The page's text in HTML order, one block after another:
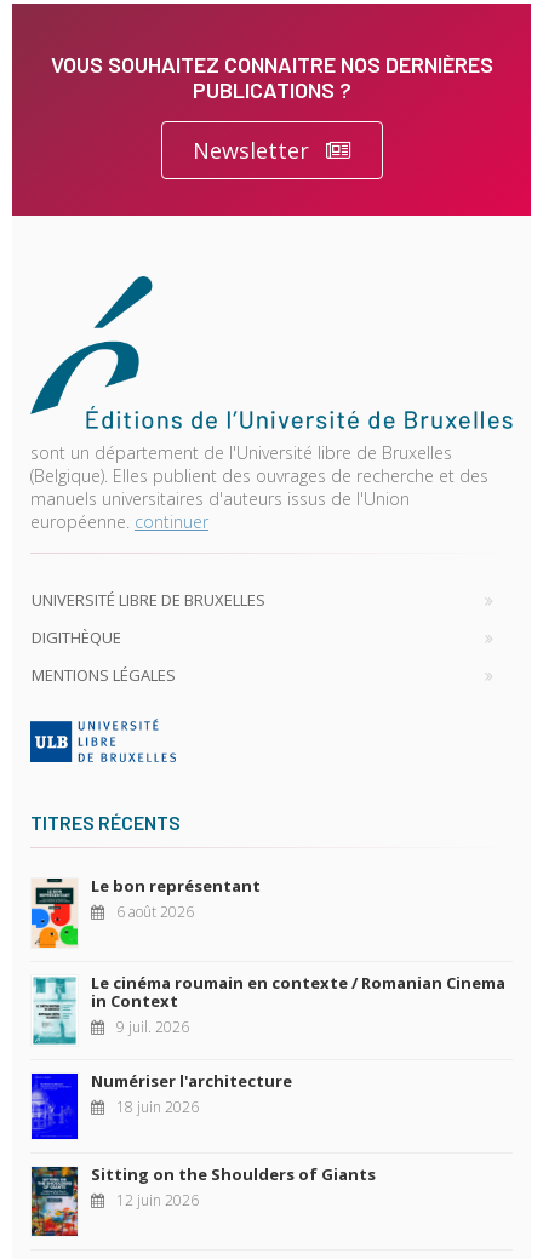
VOUS SOUHAITEZ CONNAITRE NOS DERNIÈRES
PUBLICATIONS ?
Newsletter
sont un département de l'Université libre de Bruxelles
(Belgique). Elles publient des ouvrages de recherche et des
manuels universitaires d'auteurs issus de l'Union
européenne. continuer
UNIVERSITÉ LIBRE DE BRUXELLES
DIGITHÈQUE
MENTIONS LÉGALES
TITRES RÉCENTS
Le bon représentant
6 août 2026
Le cinéma roumain en contexte / Romanian Cinema
in Context
9 juil. 2026
Numériser l'architecture
18 juin 2026
Sitting on the Shoulders of Giants
12 juin 2026